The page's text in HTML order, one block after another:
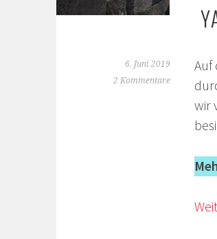
6. Juni 2019
2 Kommentare
Auf
wir